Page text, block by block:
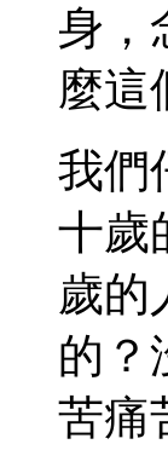
身，
麼這
我們
十歲
歲的
的？
苦痛